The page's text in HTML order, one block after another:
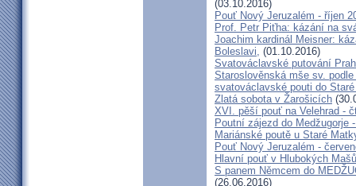
(03.10.2016)
Pouť Nový Jeruzalém - říjen
Prof. Petr Piťha: kázání na
Joachim kardinál Meisner:
Boleslavi, (01.10.2016)
Svatováclavské putování
Staroslověnská mše sv.
svatováclavské pouti do
Zlatá sobota v Žarošicích
XVI. pěší pouť na Velehrad -
Poutní zájezd do Medžugorje
Mariánské poutě u Staré
Pouť Nový Jeruzalém -
Hlavní pouť v Hlubokých
S panem Němcem do
(26.06.2016)